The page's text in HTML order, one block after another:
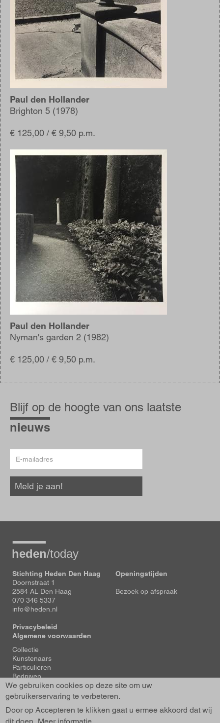
Paul den Hollander
Brighton 5 (1978)
€ 125,00 / € 9,50 p.m.
Afbeelding
Paul den Hollander
Nyman's garden 2 (1982)
€ 125,00 / € 9,50 p.m.
op
de
hoogte
Blijf op de hoogte van ons laatste
nieuws
mailadres
Meld je aan!
Stichting Heden Den Haag
Doornstraat 1
2584 AL Den Haag
070 346 5337
info@heden.nl
Privacybeleid
Algemene voorwaarden
Openingstijden
Bezoek op afspraak
Voet
Collectie
Kunstenaars
Particulieren
Bedrijven
Tentoonstellingen
Actueel
About us
Contact
We gebruiken cookies op deze site om uw
gebruikerservaring te verbeteren.
Door op Accepteren te klikken gaat u ermee akkoord dat wij